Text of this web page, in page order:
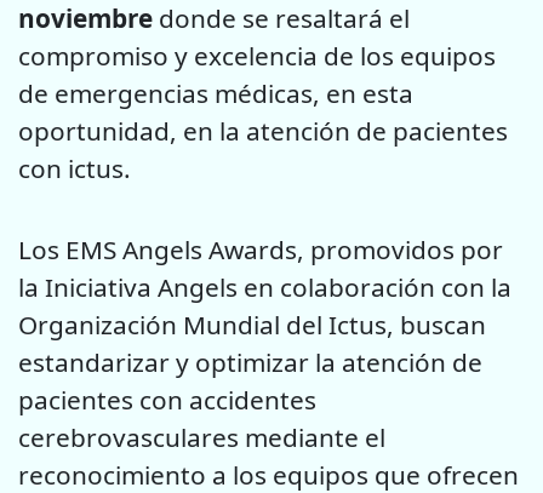
noviembre donde se resaltará el
compromiso y excelencia de los equipos
de emergencias médicas, en esta
oportunidad, en la atención de pacientes
con ictus.
Los EMS Angels Awards, promovidos por
la Iniciativa Angels en colaboración con la
Organización Mundial del Ictus, buscan
estandarizar y optimizar la atención de
pacientes con accidentes
cerebrovasculares mediante el
reconocimiento a los equipos que ofrecen